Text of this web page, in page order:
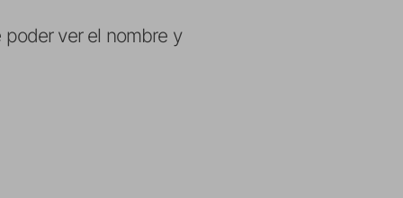
ver el nombre y